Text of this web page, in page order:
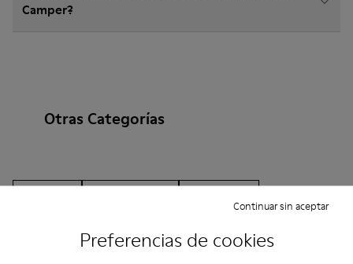
Preferencias de cookies
Continuar sin aceptar
Camper?
Otras Categorías